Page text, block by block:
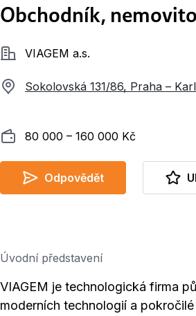
Obchodník,
SpolečnostVIAGEM a.s.
Sokolovská 131/86, Praha –
Plat 80 000 ‍–‍ 160 000 Kč
Odpovědět
Úvodní představení
VIAGEM je technologická firma
moderních technologií a